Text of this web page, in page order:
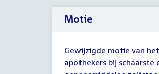
Motie
Gewijzigde motie van
apothekers bij